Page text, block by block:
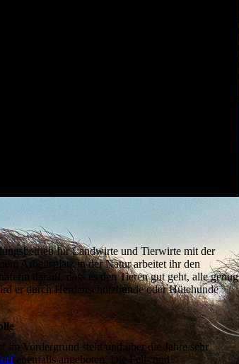
für Landwirte und Tierwirte mit der
Arbeitsplatz in der Natur arbeitet ihr den
darauf, dass es den Tieren gut geht, alle genug
er durch Herdenschutzhunde oder Hütehunde
im Vordergrund steht und über die Jahre sehr
ebenfalls angeboten. Die Fell- und